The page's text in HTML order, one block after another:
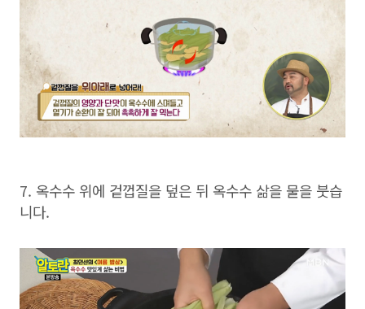
7. 옥수수 위에 겉껍질을 덮은 뒤 옥수수 삶을 물을 붓습
니다.